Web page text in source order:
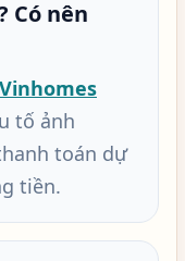
Có nên
Vinhomes
tố ảnh
toán dự
tiền.